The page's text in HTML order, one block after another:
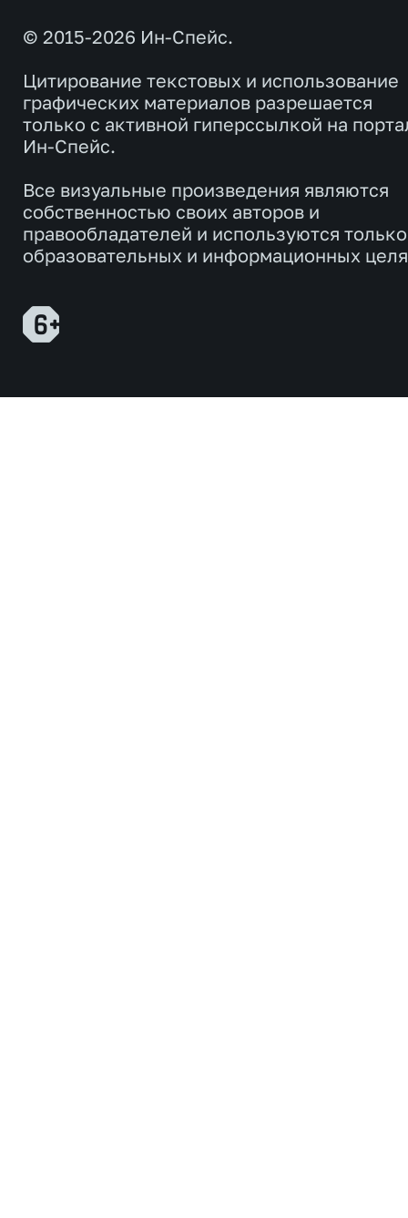
© 2015-2026 Ин-Спейс.
Цитирование текстовых и использование
графических материалов разрешается
только с активной гиперссылкой на
Ин-Спейс.
Все визуальные произведения являются
собственностью своих авторов и
правообладателей и используются
образовательных и информационных